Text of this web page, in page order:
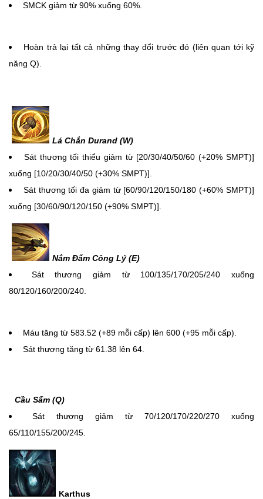
SMCK giảm từ 90% xuống 60%.
Hoàn trả lại tất cả những thay đổi trước đó (liên quan tới kỹ
năng Q).
Lá Chắn Durand (W)
Sát thương tối thiểu giảm từ [20/30/40/50/60 (+20% SMPT)]
xuống [10/20/30/40/50 (+30% SMPT)].
Sát thương tối đa giảm từ [60/90/120/150/180 (+60% SMPT)]
xuống [30/60/90/120/150 (+90% SMPT)].
Nắm Đấm Công Lý (E)
Sát thương giảm từ 100/135/170/205/240 xuống
80/120/160/200/240.
Máu tăng từ 583.52 (+89 mỗi cấp) lên 600 (+95 mỗi cấp).
Sát thương tăng từ 61.38 lên 64.
Cầu Sấm (Q)
Sát thương giảm từ 70/120/170/220/270 xuống
65/110/155/200/245.
Karthus